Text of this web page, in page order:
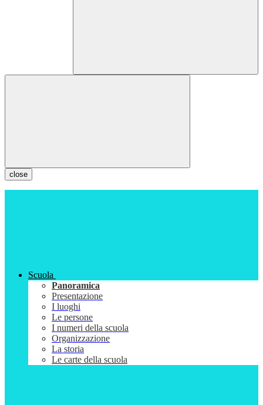
close
Scuola
Panoramica
Presentazione
I luoghi
Le persone
I numeri della scuola
Organizzazione
La storia
Le carte della scuola